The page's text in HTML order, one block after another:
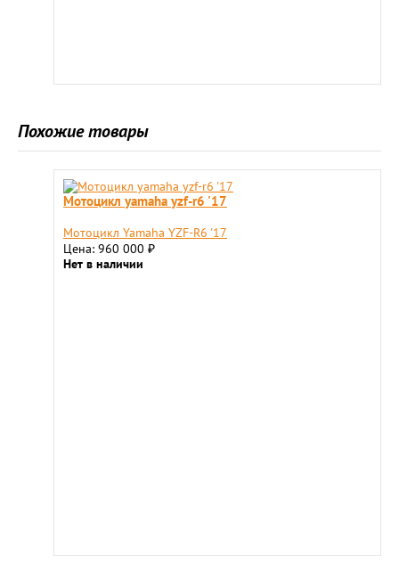
Похожие товары
Мотоцикл yamaha yzf-r6 '17
Мотоцикл Yamaha YZF-R6 '17
Цена: 960 000 ₽
Нет в наличии